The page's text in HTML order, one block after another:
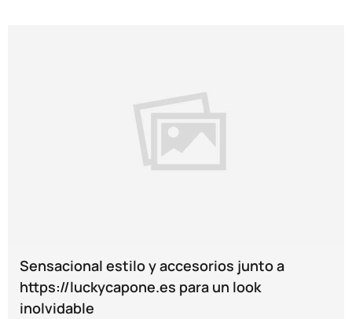
Sensacional estilo y accesorios junto a
https://luckycapone.es para un look
inolvidable